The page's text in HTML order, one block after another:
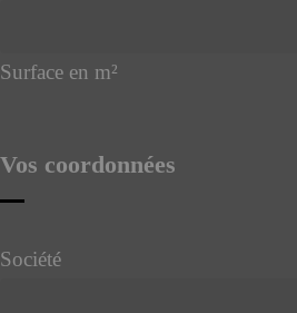
Surface en m²
Vos coordonnées
Société